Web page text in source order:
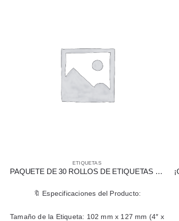
ETIQUETAS
PAQUETE DE 30 ROLLOS DE ETIQUETAS TÉRMICAS DIRECTAS 102 X 127 MM (4″ X 5″)
🔖 Especificaciones del Producto:
Tamaño de la Etiqueta: 102 mm x 127 mm (4″ x